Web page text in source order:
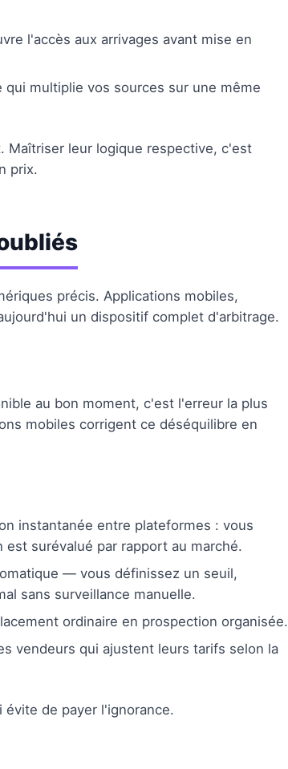
l'accès aux arrivages avant mise en
multiplie vos sources sur une même
leur logique respective, c'est
prix.
précis. Applications mobiles,
un dispositif complet d'arbitrage.
au bon moment, c'est l'erreur la plus
mobiles corrigent ce déséquilibre en
instantanée entre plateformes : vous
surévalué par rapport au marché.
— vous définissez un seuil,
sans surveillance manuelle.
ordinaire en prospection organisée.
vendeurs qui ajustent leurs tarifs selon la
de payer l'ignorance.